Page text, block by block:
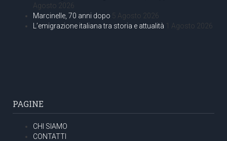
Agosto 2026
Marcinelle, 70 anni dopo 5 Agosto 2026
L’emigrazione italiana tra storia e attualità 1 Agosto 2026
PAGINE
CHI SIAMO
CONTATTI